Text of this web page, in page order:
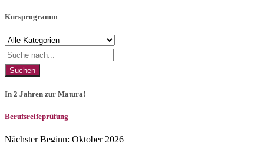
Kursprogramm
Suchen
In 2 Jahren zur Matura!
Berufsreifeprüfung
Nächster Beginn: Oktober 2026